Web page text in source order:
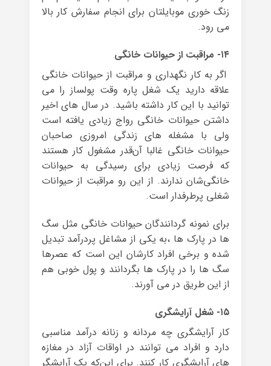
زنگ خوری موبایلتان برای انجام سفارش کار بالا
می رود.
۱۴- مراقبت از حیوانات خانگی
اگر به کار نگهداری و مراقبت از حیوانات خانگی
علاقه دارید یک شغل پاره وقت پولساز را می
توانید با این کار داشته باشید. در سال های اخیر
داشتن حیوانات خانگی رواج زیادی یافته است
ولی با مشغله های زندگی امروزی صاحبان
حیوانات خانگی غالبا آن‌قدر مشغول کار هستند
که فرصت زیادی برای رسیدگی به حیوانات
خانگی‌شان ندارند. از این رو مراقبت از حیوانات
شغلی پرطرفدار است.
برای نمونه گردانندگان حیوانات خانگی مثل سگ
ها در پارک ها ،به یکی از مشاغل پردرآمد تبدیل
شده و برخی افراد کارشان این است که عصرها
سگ ها را در پارک ها بگردانند و پول خوبی هم
از این طریق در می آورند.
۱۵- شغل آرایشگری
کار آرایشگری چه مردانه و زنانه درآمد مناسبی
دارد و افراد می توانند در اواقات آزاد در مغازه
های آرایشگری کار کنند. برای این‌که یک آرایشگر